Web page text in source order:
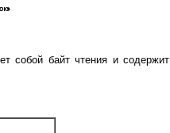
собой байт чтения и содержит